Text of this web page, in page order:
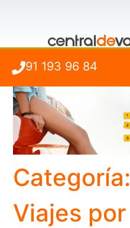
91 193 96 84
Categoría:
Viajes por